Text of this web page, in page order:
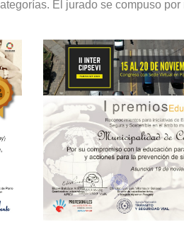
El jurado se compuso